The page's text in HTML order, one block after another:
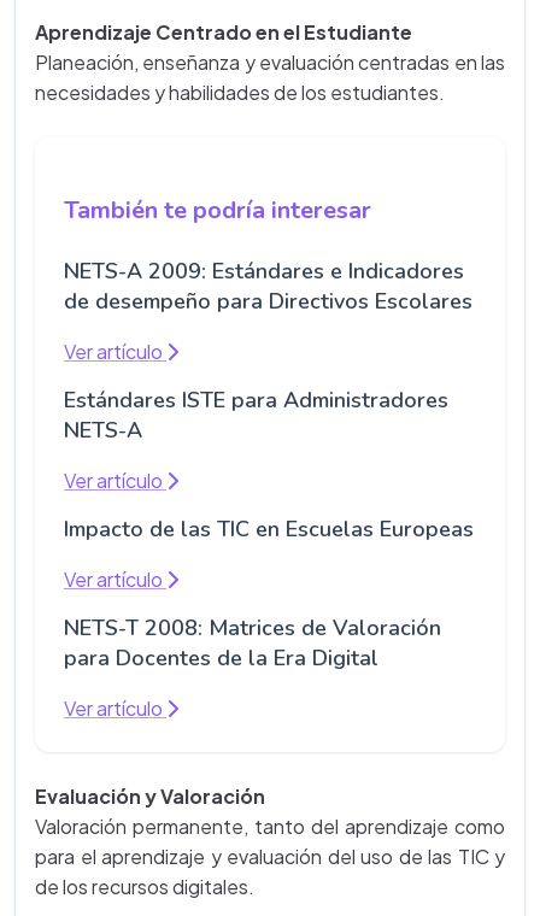
Aprendizaje Centrado en el Estudiante
Planeación, enseñanza y evaluación centradas en las
necesidades y habilidades de los estudiantes.
También te podría interesar
NETS-A 2009: Estándares e Indicadores
de desempeño para Directivos Escolares
Ver artículo
Estándares ISTE para Administradores
NETS-A
Ver artículo
Impacto de las TIC en Escuelas Europeas
Ver artículo
NETS-T 2008: Matrices de Valoración
para Docentes de la Era Digital
Ver artículo
Evaluación y Valoración
Valoración permanente, tanto del aprendizaje como
para el aprendizaje y evaluación del uso de las TIC y
de los recursos digitales.